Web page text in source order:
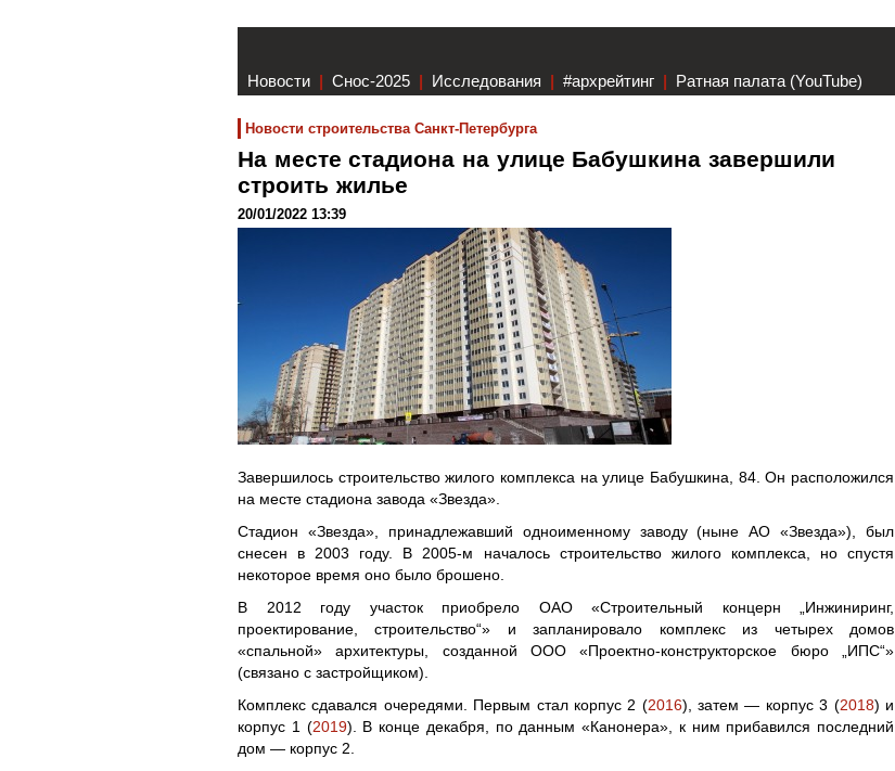
Новости | Снос-2025 | Исследования | #архрейтинг | Ратная палата (YouTube)
Новости строительства Санкт-Петербурга
На месте стадиона на улице Бабушкина завершили
строить жилье
20/01/2022 13:39
Завершилось строительство жилого комплекса на улице Бабушкина, 84. Он расположился
на месте стадиона завода «Звезда».
Стадион «Звезда», принадлежавший одноименному заводу (ныне АО «Звезда»), был
снесен в 2003 году. В 2005-м началось строительство жилого комплекса, но спустя
некоторое время оно было брошено.
В 2012 году участок приобрело ОАО «Строительный концерн „Инжиниринг,
проектирование, строительство“» и запланировало комплекс из четырех домов
«спальной» архитектуры, созданной ООО «Проектно-конструкторское бюро „ИПС“»
(связано с застройщиком).
Комплекс сдавался очередями. Первым стал корпус 2 (2016), затем — корпус 3 (2018) и
корпус 1 (2019). В конце декабря, по данным «Канонера», к ним прибавился последний
дом — корпус 2.